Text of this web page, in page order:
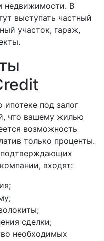
недвижимости. В
выступать частный
участок, гараж,
ипотеке под залог
что вашему жилью
возможность
только проценты.
подтверждающих
входят:
сделки;
необходимых